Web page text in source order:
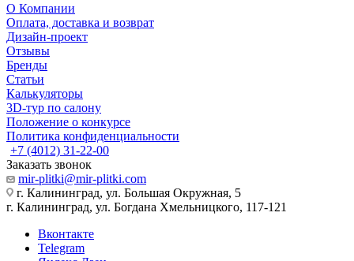
О Компании
Оплата, доставка и возврат
Дизайн-проект
Отзывы
Бренды
Статьи
Калькуляторы
3D-тур по салону
Положение о конкурсе
Политика конфиденциальности
+7 (4012) 31-22-00
Заказать звонок
mir-plitki@mir-plitki.com
г. Калининград, ул. Большая Окружная, 5
г. Калининград, ул. Богдана Хмельницкого, 117-121
Вконтакте
Telegram